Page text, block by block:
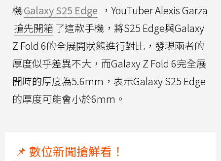
機Galaxy S25 Edge ，YouTuber Alexis Garza
搶先開箱 了這款手機，將S25 Edge與Galaxy
Z Fold 6的全展開狀態進行對比，發現兩者的
厚度似乎差異不大，而Galaxy Z Fold 6完全展
開時的厚度為5.6mm，表示Galaxy S25 Edge
的厚度可能會小於6mm。
📌 數位新聞搶鮮看！